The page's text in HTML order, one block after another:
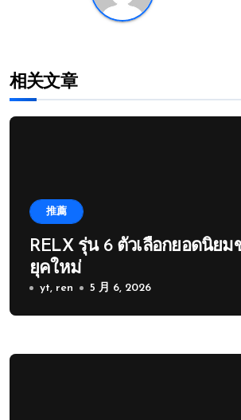
相关文章
推薦
RELX รุ่น 6 ตัวเลือกยอดนิยม
ยุคใหม่
yt, ren 5 月 6, 2026